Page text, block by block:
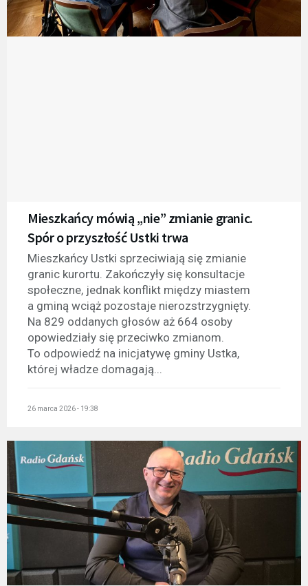
Mieszkańcy mówią „nie” zmianie granic.
Spór o przyszłość Ustki trwa
Mieszkańcy Ustki sprzeciwiają się zmianie
granic kurortu. Zakończyły się konsultacje
społeczne, jednak konflikt między miastem
a gminą wciąż pozostaje nierozstrzygnięty.
Na 829 oddanych głosów aż 664 osoby
opowiedziały się przeciwko zmianom.
To odpowiedź na inicjatywę gminy Ustka,
której władze domagają...
26 marca 2026 - 19:38